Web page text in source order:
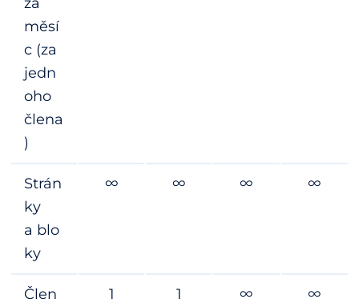
měsí
c (za
jedn
oho
člena
)
Strán
ky
a blo
ky
∞ ∞ ∞ ∞
Člen
1 1 ∞ ∞